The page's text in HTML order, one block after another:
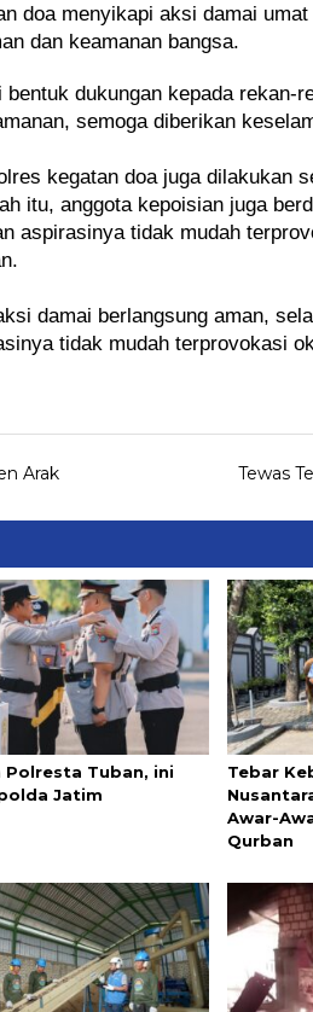
doa menyikapi aksi damai
dan keamanan bangsa.
dukungan kepada rekan-
semoga diberikan
kegatan doa juga dilakukan
itu, anggota kepoisian juga
aspirasinya tidak mudah
damai berlangsung aman,
tidak mudah terprovokasi
Arak
Tewas
Polresta Tuban, ini
Jatim
Tebar
Awar-
Qurban